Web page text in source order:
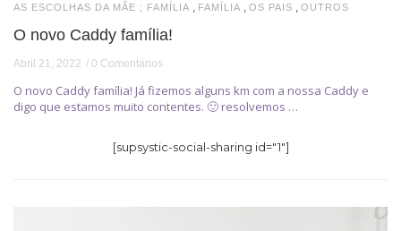
AS ESCOLHAS DA MÃE ; FAMÍLIA FAMÍLIA OS PAIS OUTROS
O novo Caddy família!
Abril 21, 2022 0 Comentários
O novo Caddy família! Já fizemos alguns km com a nossa Caddy e
digo que estamos muito contentes. 🙂 resolvemos …
[supsystic-social-sharing id="1"]